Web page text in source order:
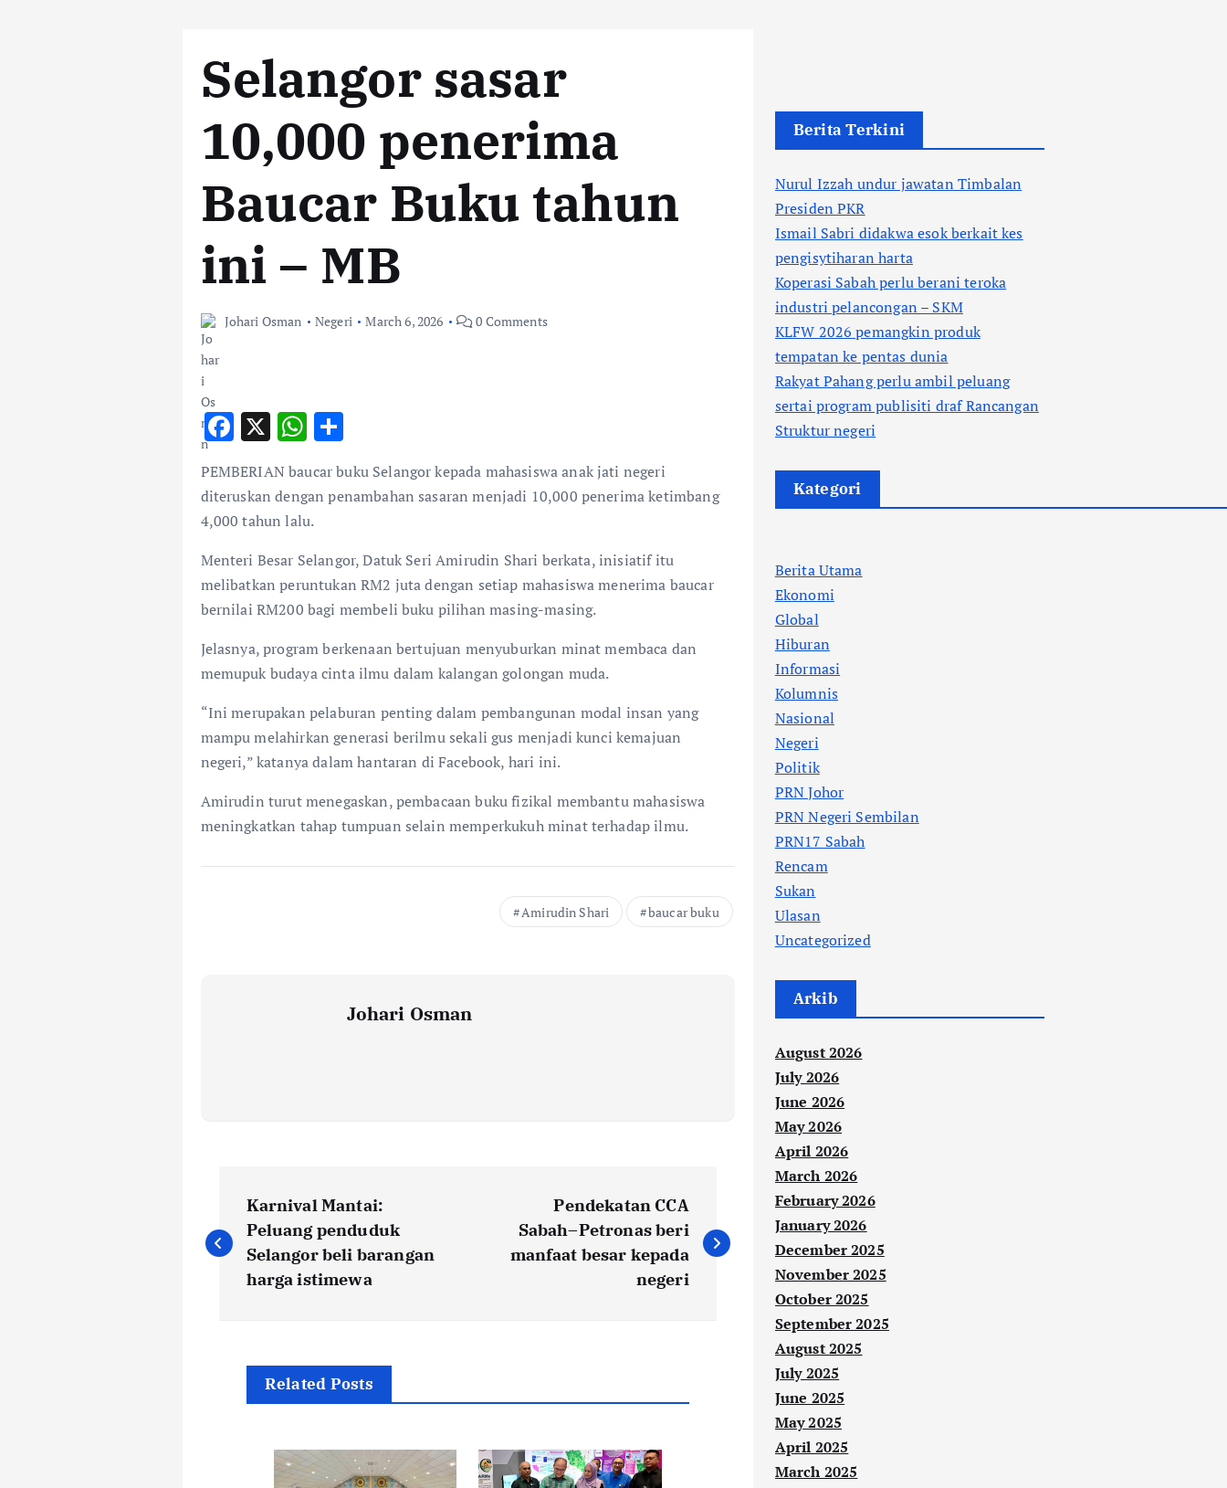
Selangor sasar
10,000 penerima
Baucar Buku tahun
ini – MB
Johari Osman Negeri March 6, 2026 0 Comments
F
e
b
o
k
X W
at
s
p
p
S
h
ar
e
PEMBERIAN baucar buku Selangor kepada mahasiswa anak jati negeri
diteruskan dengan penambahan sasaran menjadi 10,000 penerima ketimbang
4,000 tahun lalu.
Menteri Besar Selangor, Datuk Seri Amirudin Shari berkata, inisiatif itu
melibatkan peruntukan RM2 juta dengan setiap mahasiswa menerima baucar
bernilai RM200 bagi membeli buku pilihan masing-masing.
Jelasnya, program berkenaan bertujuan menyuburkan minat membaca dan
memupuk budaya cinta ilmu dalam kalangan golongan muda.
“Ini merupakan pelaburan penting dalam pembangunan modal insan yang
mampu melahirkan generasi berilmu sekali gus menjadi kunci kemajuan
negeri,” katanya dalam hantaran di Facebook, hari ini.
Amirudin turut menegaskan, pembacaan buku fizikal membantu mahasiswa
meningkatkan tahap tumpuan selain memperkukuh minat terhadap ilmu.
Amirudin Shari baucar buku
Johari Osman
o
Karnival Mantai:
Peluang penduduk
Selangor beli barangan
harga istimewa
Pendekatan CCA
Sabah–Petronas beri
manfaat besar kepada
negeri
Related Posts
Berita Terkini
Nurul Izzah undur jawatan Timbalan
Presiden PKR
Ismail Sabri didakwa esok berkait kes
pengisytiharan harta
Koperasi Sabah perlu berani teroka
industri pelancongan – SKM
KLFW 2026 pemangkin produk
tempatan ke pentas dunia
Rakyat Pahang perlu ambil peluang
sertai program publisiti draf Rancangan
Struktur negeri
Kategori
Berita Utama
Ekonomi
Global
Hiburan
Informasi
Kolumnis
Nasional
Negeri
Politik
PRN Johor
PRN Negeri Sembilan
PRN17 Sabah
Rencam
Sukan
Ulasan
Uncategorized
Arkib
August 2026
July 2026
June 2026
May 2026
April 2026
March 2026
February 2026
January 2026
December 2025
November 2025
October 2025
September 2025
August 2025
July 2025
June 2025
May 2025
April 2025
March 2025